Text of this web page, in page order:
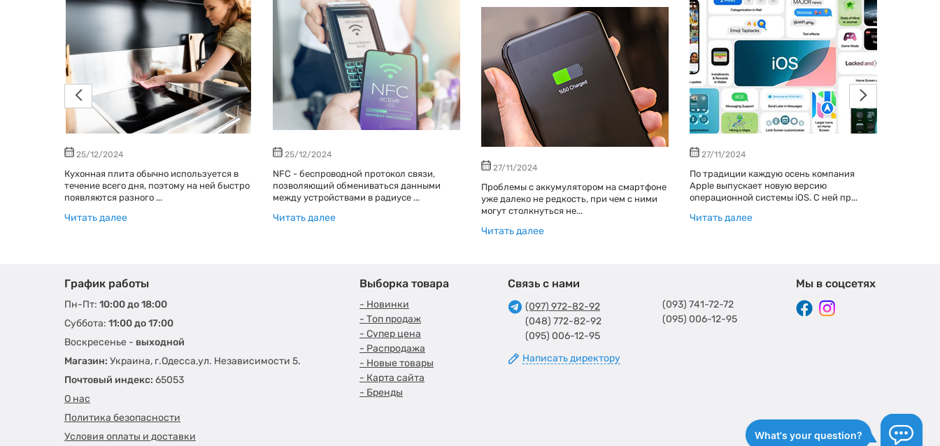
25/12/2024
Кухонная плита обычно используется в
течение всего дня, поэтому на ней быстро
появляются разного ...
Читать далее
25/12/2024
NFC - беспроводной протокол связи,
позволяющий обмениваться данными
между устройствами в радиусе ...
Читать далее
27/11/2024
Проблемы с аккумулятором на смартфоне
уже далеко не редкость, при чем с ними
могут столкнуться не...
Читать далее
27/11/2024
По традиции каждую осень компания
Apple выпускает новую версию
операционной системы iOS. С ней пр...
Читать далее
График работы
Пн-Пт: 10:00 до 18:00
Суббота: 11:00 до 17:00
Воскресенье - выходной
Магазин: Украина, г.Одесса,ул. Независимости 5.
Почтовый индекс: 65053
О нас
Политика безопасности
Условия оплаты и доставки
Выборка товара
- Новинки
- Топ продаж
- Супер цена
- Распродажа
- Новые товары
- Карта сайта
- Бренды
Связь с нами
(097) 972-82-92
(048) 772-82-92
(095) 006-12-95
Написать директору
(093) 741-72-72
(095) 006-12-95
Мы в соцсетях